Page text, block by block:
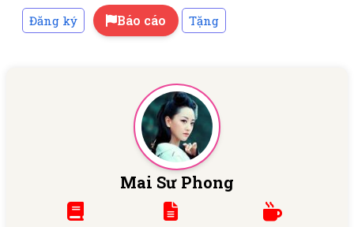
Đăng ký Báo cáo Tặng
Mai Sư Phong